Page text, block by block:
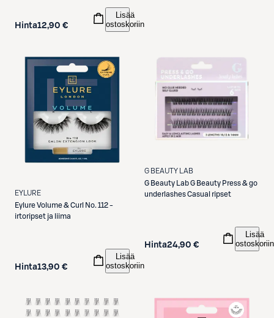
Hinta12,90 €
Lisää
ostoskoriin
EYLURE
EylureVolume & Curl No. 112 -
irtoripset ja liima
Hinta13,90 €
Lisää
ostoskoriin
G BEAUTY LAB
G Beauty LabG Beauty Press & go
underlashes Casual ripset
Hinta24,90 €
Lisää
ostoskoriin